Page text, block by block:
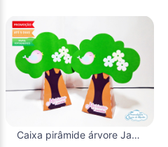
Caixa pirâmide árvore Jardim Encantado